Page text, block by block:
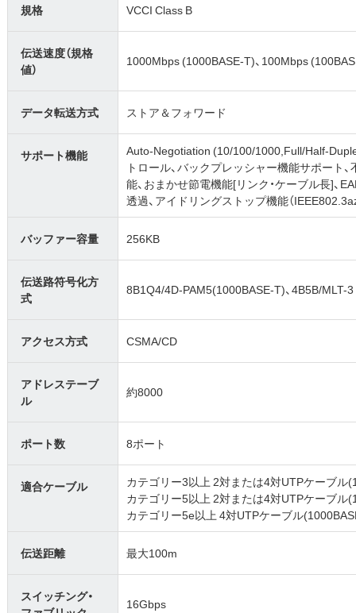
規格 VCCI Class B
伝送速度（規格
値）
1000Mbps (1000BASE-T)、100Mbps
データ転送方式 ストア＆フォワード
サポート機能
Auto-Negotiation (10/100/1000,Full/Half-
トロール、バックプレッシャー機能サポート
能、おまかせ節電機能[リンク・ケーブル長]、
透過、アイドリングストップ機能（
バッファー容量 256KB
伝送路符号化方
式
8B1Q4/4D-PAM5(1000BASE-T)、4B5B/
アクセス方式 CSMA/CD
アドレステーブ
ル
約8000
ポート数 8ポート
適合ケーブル
カテゴリー3以上 2対または4対UTPケーブル
カテゴリー5以上 2対または4対UTPケーブル
カテゴリー5e以上 4対UTPケーブル
伝送距離 最大100m
スイッチング・
16Gbps